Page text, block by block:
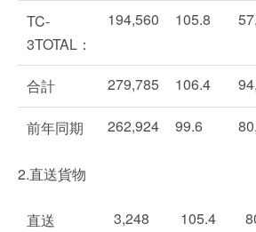
TC-
3TOTAL：
194,560 105.8
合計 279,785 106.4
前年同期 262,924 99.6
2.直送貨物
直送
3,248 105.4